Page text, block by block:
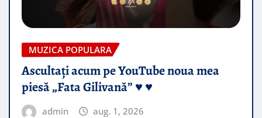
MUZICA POPULARA
Ascultați acum pe YouTube noua mea
piesă „Fata Gilivană” ♥️ ♥️
admin aug. 1, 2026